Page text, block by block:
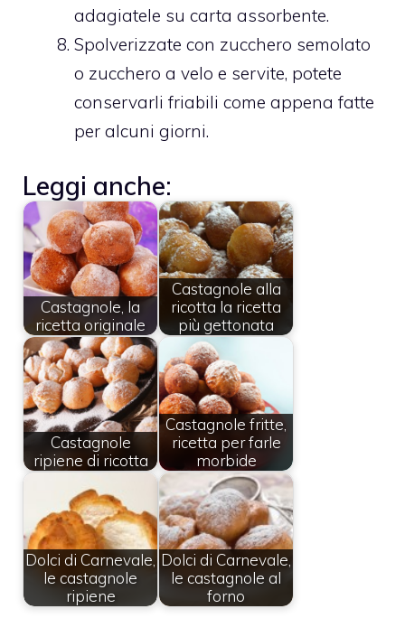
adagiatele su carta assorbente.
Spolverizzate con zucchero semolato
o zucchero a velo e servite, potete
conservarli friabili come appena fatte
per alcuni giorni.
Leggi anche:
Castagnole, la
ricetta originale
Castagnole alla
ricotta la ricetta
più gettonata
Castagnole
ripiene di ricotta
Castagnole fritte,
ricetta per farle
morbide
Dolci di Carnevale,
le castagnole
ripiene
Dolci di Carnevale,
le castagnole al
forno